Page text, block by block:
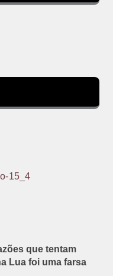
que tentam
Lua foi uma farsa